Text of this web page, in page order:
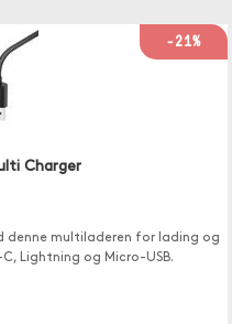
-21%
Charger
denne multiladeren for lading og
C, Lightning og Micro-USB.